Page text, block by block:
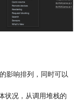
影响排列，同时可以
状况，从调用堆栈的